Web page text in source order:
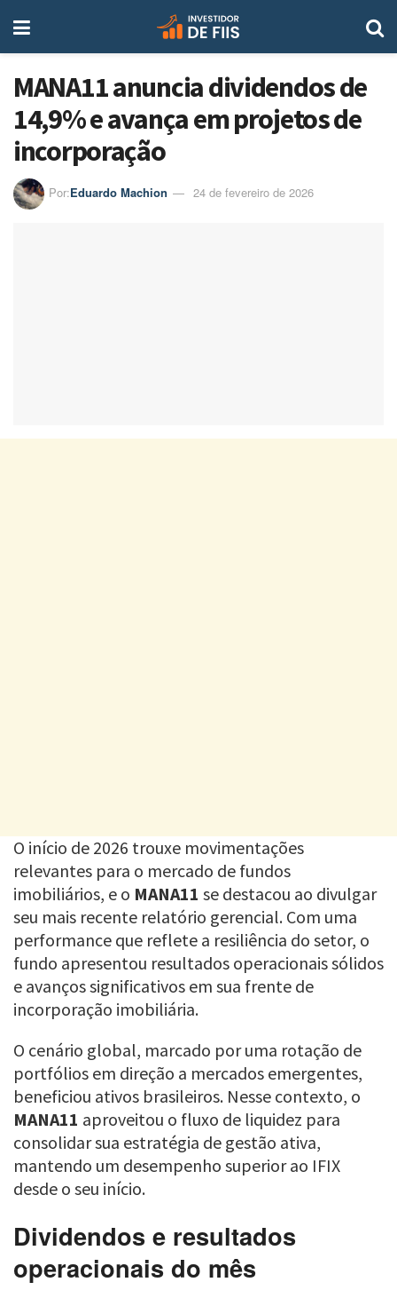
MANA11 anuncia dividendos de
14,9% e avança em projetos de
incorporação
Por:Eduardo Machion 24 de fevereiro de 2026
O início de 2026 trouxe movimentações
relevantes para o mercado de fundos
imobiliários, e o MANA11 se destacou ao divulgar
seu mais recente relatório gerencial. Com uma
performance que reflete a resiliência do setor, o
fundo apresentou resultados operacionais sólidos
e avanços significativos em sua frente de
incorporação imobiliária.
O cenário global, marcado por uma rotação de
portfólios em direção a mercados emergentes,
beneficiou ativos brasileiros. Nesse contexto, o
MANA11 aproveitou o fluxo de liquidez para
consolidar sua estratégia de gestão ativa,
mantendo um desempenho superior ao IFIX
desde o seu início.
Dividendos e resultados
operacionais do mês